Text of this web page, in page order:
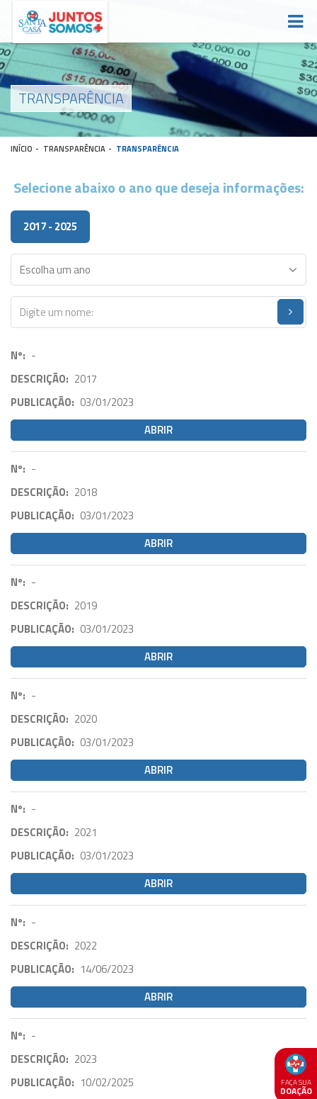
FAÇA SUA
DOAÇÃO
TRANSPARÊNCIA
INÍCIO - TRANSPARÊNCIA - TRANSPARÊNCIA
Selecione abaixo o ano que deseja informações:
2017 - 2025
Nº: -
DESCRIÇÃO: 2017
PUBLICAÇÃO: 03/01/2023
ABRIR
Nº: -
DESCRIÇÃO: 2018
PUBLICAÇÃO: 03/01/2023
ABRIR
Nº: -
DESCRIÇÃO: 2019
PUBLICAÇÃO: 03/01/2023
ABRIR
Nº: -
DESCRIÇÃO: 2020
PUBLICAÇÃO: 03/01/2023
ABRIR
Nº: -
DESCRIÇÃO: 2021
PUBLICAÇÃO: 03/01/2023
ABRIR
Nº: -
DESCRIÇÃO: 2022
PUBLICAÇÃO: 14/06/2023
ABRIR
Nº: -
DESCRIÇÃO: 2023
PUBLICAÇÃO: 10/02/2025